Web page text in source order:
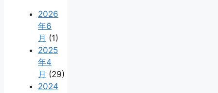
2026
年6
月 (1)
2025
年4
月 (29)
2024